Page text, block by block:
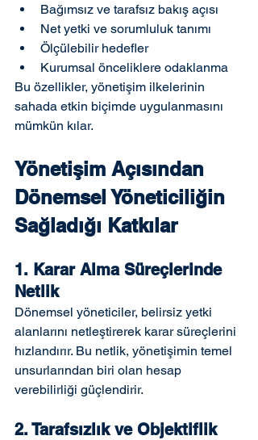
Bağımsız ve tarafsız bakış açısı
Net yetki ve sorumluluk tanımı
Ölçülebilir hedefler
Kurumsal önceliklere odaklanma
Bu özellikler, yönetişim ilkelerinin
sahada etkin biçimde uygulanmasını
mümkün kılar.
Yönetişim Açısından
Dönemsel Yöneticiliğin
Sağladığı Katkılar
1. Karar Alma Süreçlerinde
Netlik
Dönemsel yöneticiler, belirsiz yetki
alanlarını netleştirerek karar süreçlerini
hızlandırır. Bu netlik, yönetişimin temel
unsurlarından biri olan hesap
verebilirliği güçlendirir.
2. Tarafsızlık ve Objektiflik